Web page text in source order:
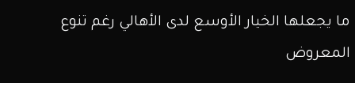
ما يجعلها الخيار الأوسع لدى الأهالي رغم تنوع
المعروض